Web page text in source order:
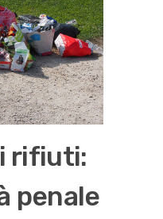
rifiuti:
penale